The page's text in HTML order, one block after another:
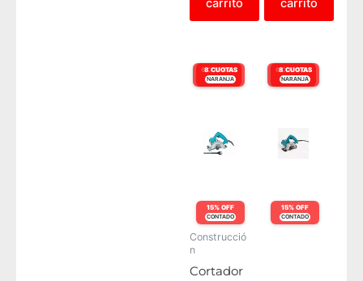
carrito carrito
6 CUOTAS
VISA
8 CUOTAS
NARANJA
15% OFF
CONTADO
Construcció
n
Cortador
6 CUOTAS
VISA
8 CUOTAS
NARANJA
15% OFF
CONTADO